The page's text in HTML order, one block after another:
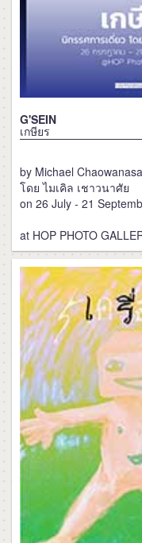
G'SEIN
เกษียร
by Michael
โดย ไมเคิล เชาวนาศัย
on 26 July - 21
at HOP PHOTO